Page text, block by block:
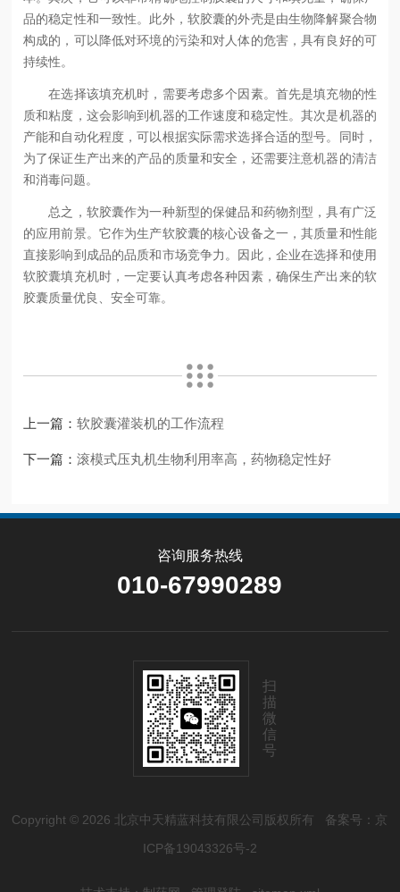
品的稳定性和一致性。此外，软胶囊的外壳是由生物降解聚合物
构成的，可以降低对环境的污染和对人体的危害，具有良好的可
持续性。
在选择该填充机时，需要考虑多个因素。首先是填充物的性
质和粘度，这会影响到机器的工作速度和稳定性。其次是机器的
产能和自动化程度，可以根据实际需求选择合适的型号。同时，
为了保证生产出来的产品的质量和安全，还需要注意机器的清洁
和消毒问题。
总之，软胶囊作为一种新型的保健品和药物剂型，具有广泛
的应用前景。它作为生产软胶囊的核心设备之一，其质量和性能
直接影响到成品的品质和市场竞争力。因此，企业在选择和使用
软胶囊填充机时，一定要认真考虑各种因素，确保生产出来的软
胶囊质量优良、安全可靠。
上一篇：软胶囊灌装机的工作流程
下一篇：滚模式压丸机生物利用率高，药物稳定性好
咨询服务热线
010-67990289
扫
描
微
信
号
Copyright © 2026 北京中天精蓝科技有限公司版权所有 备案号：京
ICP备19043326号-2